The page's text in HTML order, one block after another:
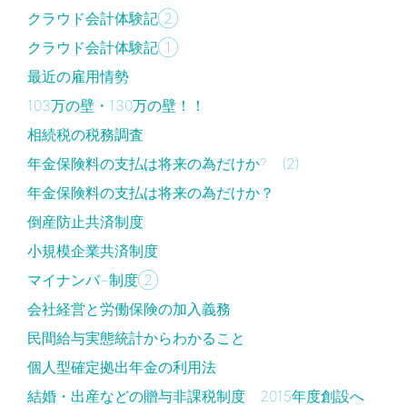
クラウド会計体験記②
クラウド会計体験記①
最近の雇用情勢
103万の壁・130万の壁！！
相続税の税務調査
年金保険料の支払は将来の為だけか? (2)
年金保険料の支払は将来の為だけか？
倒産防止共済制度
小規模企業共済制度
マイナンバ−制度②
会社経営と労働保険の加入義務
民間給与実態統計からわかること
個人型確定拠出年金の利用法
結婚・出産などの贈与非課税制度 2015年度創設へ